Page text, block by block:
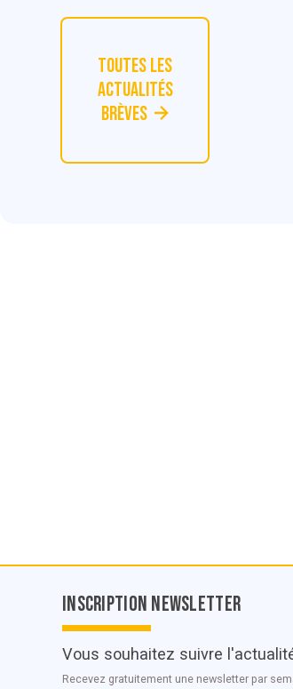
Toutes les
actualités
Brèves
© POC Media 2026
Inscription Newsletter
Vous souhaitez suivre
Recevez gratuitement une newsletter par